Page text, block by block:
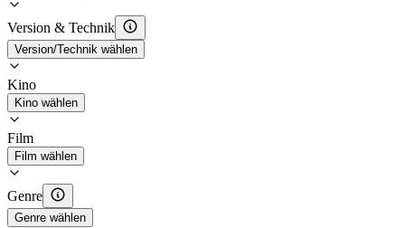
Version & Technik
Version/Technik wählen
Kino
Kino wählen
Film
Film wählen
Genre
Genre wählen